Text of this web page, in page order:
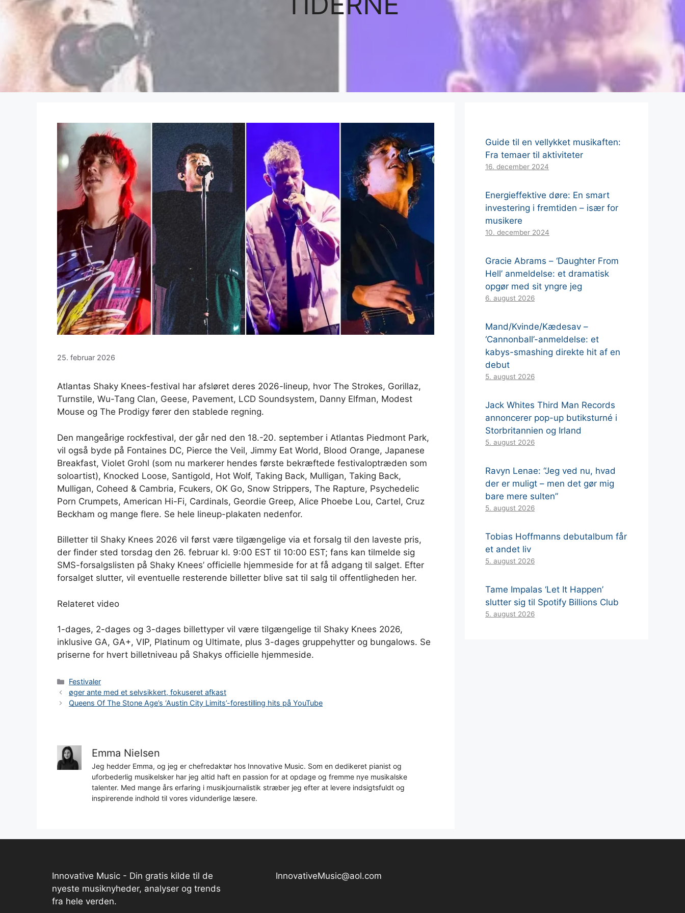
25. februar 2026
Atlantas Shaky Knees-festival har afsløret deres 2026-lineup, hvor The Strokes, Gorillaz,
Turnstile, Wu-Tang Clan, Geese, Pavement, LCD Soundsystem, Danny Elfman, Modest
Mouse og The Prodigy fører den stablede regning.
Den mangeårige rockfestival, der går ned den 18.-20. september i Atlantas Piedmont Park,
vil også byde på Fontaines DC, Pierce the Veil, Jimmy Eat World, Blood Orange, Japanese
Breakfast, Violet Grohl (som nu markerer hendes første bekræftede festivaloptræden som
soloartist), Knocked Loose, Santigold, Hot Wolf, Taking Back, Mulligan, Taking Back,
Mulligan, Coheed & Cambria, Fcukers, OK Go, Snow Strippers, The Rapture, Psychedelic
Porn Crumpets, American Hi-Fi, Cardinals, Geordie Greep, Alice Phoebe Lou, Cartel, Cruz
Beckham og mange flere. Se hele lineup-plakaten nedenfor.
Billetter til Shaky Knees 2026 vil først være tilgængelige via et forsalg til den laveste pris,
der finder sted torsdag den 26. februar kl. 9:00 EST til 10:00 EST; fans kan tilmelde sig
SMS-forsalgslisten på Shaky Knees’ officielle hjemmeside for at få adgang til salget. Efter
forsalget slutter, vil eventuelle resterende billetter blive sat til salg til offentligheden her.
Relateret video
1-dages, 2-dages og 3-dages billettyper vil være tilgængelige til Shaky Knees 2026,
inklusive GA, GA+, VIP, Platinum og Ultimate, plus 3-dages gruppehytter og bungalows. Se
priserne for hvert billetniveau på Shakys officielle hjemmeside.
Kategorier
Festivaler
øger ante med et selvsikkert, fokuseret afkast
Queens Of The Stone Age’s ‘Austin City Limits’-forestilling hits på YouTube
Emma Nielsen
Jeg hedder Emma, og jeg er chefredaktør hos Innovative Music. Som en dedikeret pianist og
uforbederlig musikelsker har jeg altid haft en passion for at opdage og fremme nye musikalske
talenter. Med mange års erfaring i musikjournalistik stræber jeg efter at levere indsigtsfuldt og
inspirerende indhold til vores vidunderlige læsere.
Guide til en vellykket musikaften:
Fra temaer til aktiviteter
16. december 2024
Energieffektive døre: En smart
investering i fremtiden – især for
musikere
10. december 2024
Gracie Abrams – ‘Daughter From
Hell’ anmeldelse: et dramatisk
opgør med sit yngre jeg
6. august 2026
Mand/Kvinde/Kædesav –
‘Cannonball’-anmeldelse: et
kabys-smashing direkte hit af en
debut
5. august 2026
Jack Whites Third Man Records
annoncerer pop-up butiksturné i
Storbritannien og Irland
5. august 2026
Ravyn Lenae: “Jeg ved nu, hvad
der er muligt – men det gør mig
bare mere sulten”
5. august 2026
Tobias Hoffmanns debutalbum får
et andet liv
5. august 2026
Tame Impalas ‘Let It Happen’
slutter sig til Spotify Billions Club
5. august 2026
Innovative Music - Din gratis kilde til de
nyeste musiknyheder, analyser og trends
fra hele verden.
InnovativeMusic@aol.com